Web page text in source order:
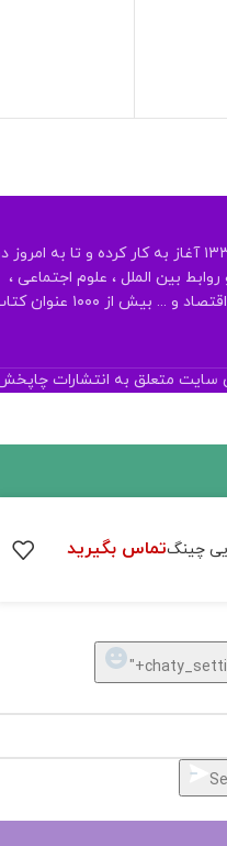
انتشارات چاپخش از سال ۱۳۳۶ آغاز به کار کرده و تا به امروز
بین الملل ، علوم اجتماعی ،
انتشار آثار دکتر شریعتی ، اقتصاد و ... بیش از ۱۰۰۰
متعلق به انتشارات
چینگتماس بگیرید